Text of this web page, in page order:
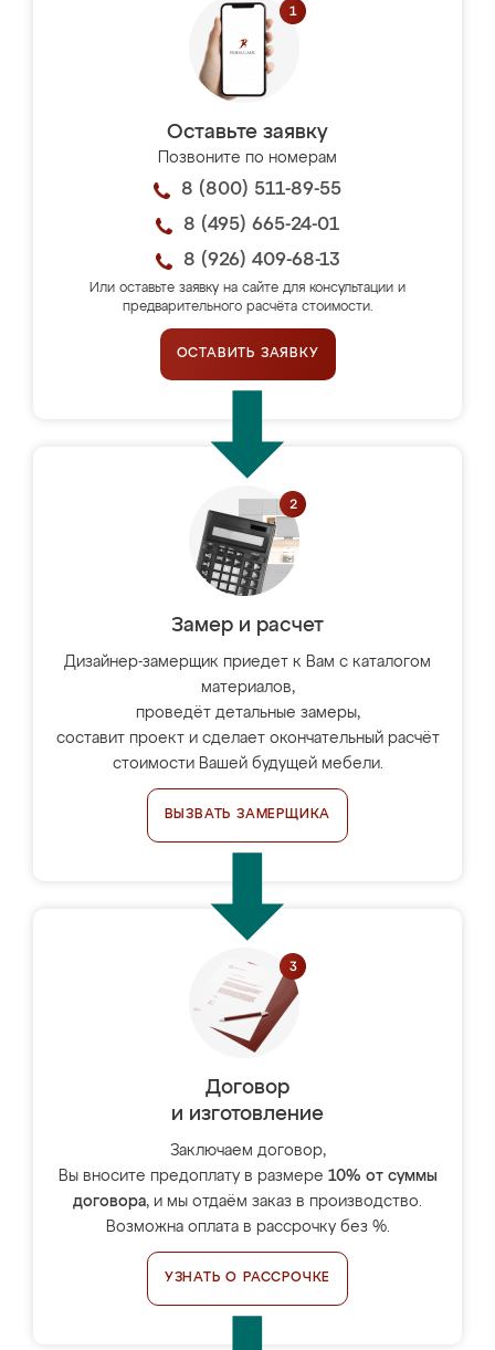
Оставьте заявку
Позвоните по номерам
8 (800) 511-89-55
8 (495) 665-24-01
8 (926) 409-68-13
Или оставьте заявку на сайте для консультации и
предварительного расчёта стоимости.
ОСТАВИТЬ ЗАЯВКУ
Замер и расчет
Дизайнер-замерщик приедет к Вам с каталогом
материалов,
проведёт детальные замеры,
составит проект и сделает окончательный расчёт
стоимости Вашей будущей мебели.
ВЫЗВАТЬ ЗАМЕРЩИКА
Договор
и изготовление
Заключаем договор,
Вы вносите предоплату в размере 10% от суммы
договора, и мы отдаём заказ в производство.
Возможна оплата в рассрочку без %.
УЗНАТЬ О РАССРОЧКЕ